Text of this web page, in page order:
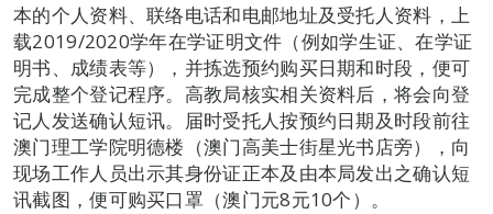
本的个人资料、联络电话和电邮地址及受托人资料，上
载2019/2020学年在学证明文件（例如学生证、在学证
明书、成绩表等），并拣选预约购买日期和时段，便可
完成整个登记程序。高教局核实相关资料后，将会向登
记人发送确认短讯。届时受托人按预约日期及时段前往
澳门理工学院明德楼（澳门高美士街星光书店旁），向
现场工作人员出示其身份证正本及由本局发出之确认短
讯截图，便可购买口罩（澳门元8元10个）。